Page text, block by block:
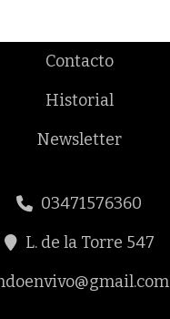
Contacto
Historial
Newsletter
03471576360
L. de la Torre 547